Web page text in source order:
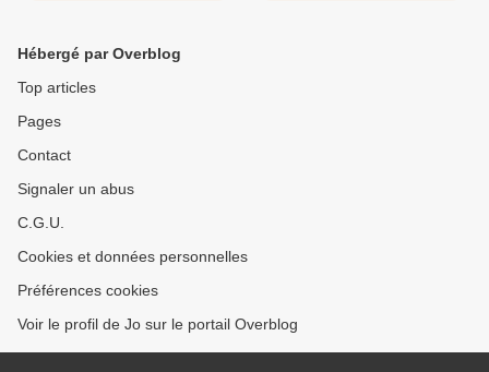
Hébergé par Overblog
Top articles
Pages
Contact
Signaler un abus
C.G.U.
Cookies et données personnelles
Préférences cookies
Voir le profil de Jo sur le portail Overblog